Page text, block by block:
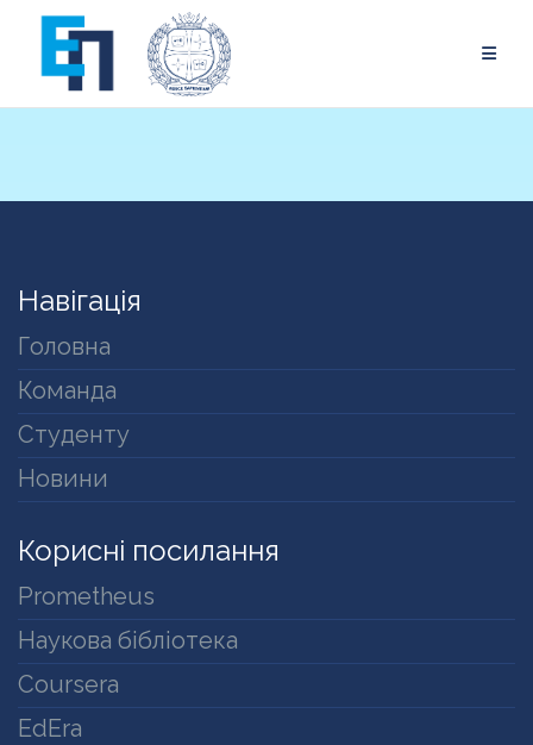
content
Навігація
Головна
Команда
Студенту
Новини
Корисні посилання
Prometheus
Наукова бібліотека
Coursera
EdEra